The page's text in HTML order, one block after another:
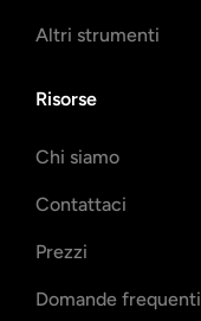
Altri strumenti
Risorse
Chi siamo
Contattaci
Prezzi
Domande frequenti